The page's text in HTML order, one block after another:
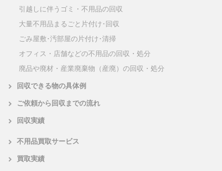
引越しに伴うゴミ・不用品の回収
大量不用品まるごと片付け･回収
ごみ屋敷･汚部屋の片付け･清掃
オフィス・店舗などの不用品の回収・処分
廃品や廃材・産業廃棄物（産廃）の回収・処分
回収できる物の具体例
ご依頼から回収までの流れ
回収実績
不用品買取サービス
買取実績